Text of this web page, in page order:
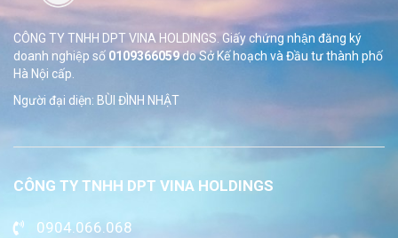
CÔNG TY TNHH DPT VINA HOLDINGS. Giấy chứng nhận đăng ký
doanh nghiệp số 0109366059do SởKế hoạch và Đầu tư thành phố
Hà Nội cấp.
Người đại diện: BÙI ĐÌNH NHẬT
CÔNG TY TNHH DPT VINA HOLDINGS
0904.066.068